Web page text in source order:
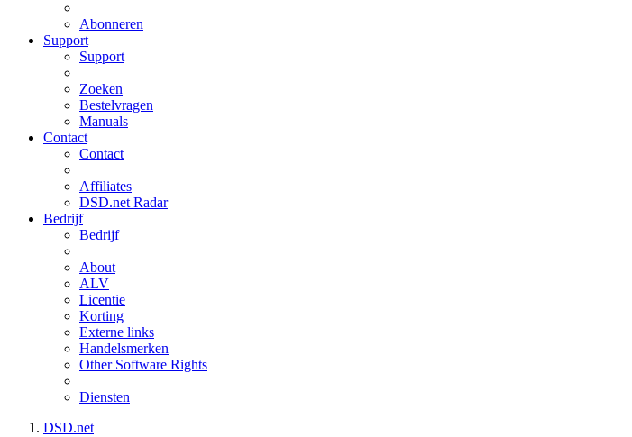
Abonneren
Support
Support
Zoeken
Bestelvragen
Manuals
Contact
Contact
Affiliates
DSD.net Radar
Bedrijf
Bedrijf
About
ALV
Licentie
Korting
Externe links
Handelsmerken
Other Software Rights
Diensten
DSD.net